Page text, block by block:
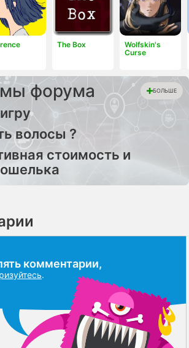
The Box
Wolfskin's
Curse
форума БОЛЬШЕ
волосы ?
стоимость и
комментарии,
.